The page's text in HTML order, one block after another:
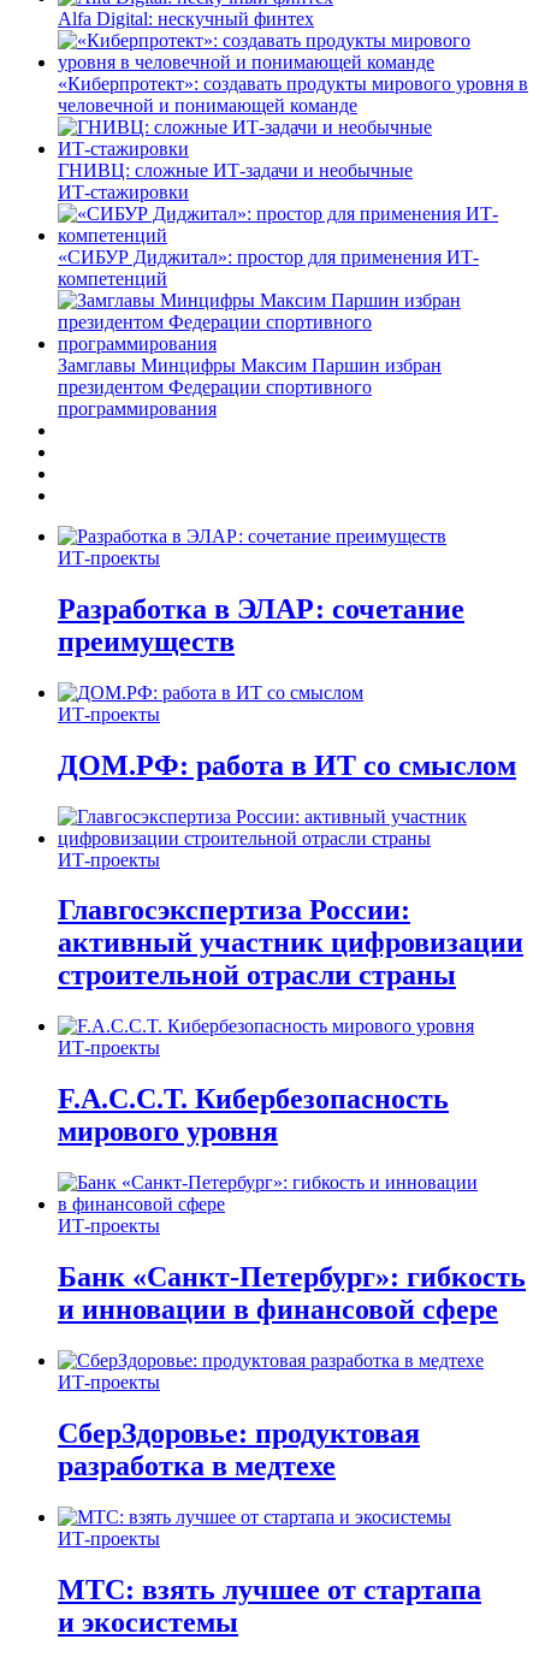
Alfa Digital: нескучный финтех
«Киберпротект»: создавать продукты мирового уровня в
человечной и понимающей команде
ГНИВЦ: сложные ИТ‑задачи и необычные
ИТ‑стажировки
«СИБУР Диджитал»: простор для применения ИТ-
компетенций
Замглавы Минцифры Максим Паршин избран
президентом Федерации спортивного
программирования
ИТ-проекты
Разработка в ЭЛАР: сочетание
преимуществ
ИТ-проекты
ДОМ.РФ: работа в ИТ со смыслом
ИТ-проекты
Главгосэкспертиза России:
активный участник цифровизации
строительной отрасли страны
ИТ-проекты
F.A.C.C.T. Кибербезопасность
мирового уровня
ИТ-проекты
Банк «Санкт-Петербург»: гибкость
и инновации в финансовой сфере
ИТ-проекты
СберЗдоровье: продуктовая
разработка в медтехе
ИТ-проекты
МТС: взять лучшее от стартапа
и экосистемы